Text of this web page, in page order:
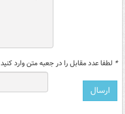
* لطفا عدد مقابل را در جعبه متن وارد کنید